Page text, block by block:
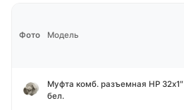
Фото Модель
Муфта комб. разъемная НР 32х1″
бел.